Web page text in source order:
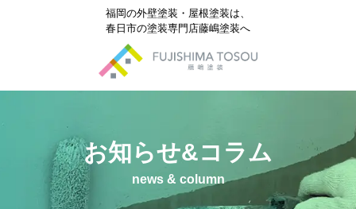
福岡の外壁塗装・屋根塗装は、
春日市の塗装専門店藤嶋塗装へ
お知らせ&コラム
news & column